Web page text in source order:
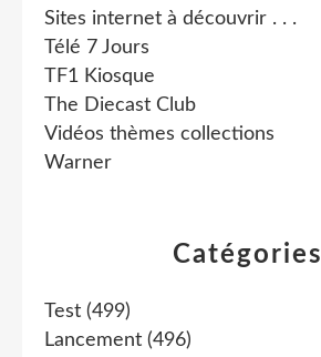
Catégories
Test (499)
Lancement (496)
Sites internet à découvrir . . .
Télé 7 Jours
TF1 Kiosque
The Diecast Club
Vidéos thèmes collections
Warner